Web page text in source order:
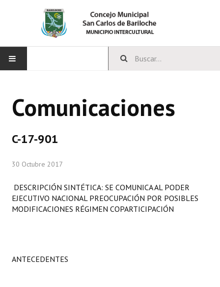
CONCEJO
Comisiones Especiales
Concejales Mandato Cumplido
Comunicaciones
C-17-901
30 Octubre 2017
DESCRIPCIÓN SINTÉTICA: SE COMUNICA AL PODER
EJECUTIVO NACIONAL PREOCUPACIÓN POR POSIBLES
MODIFICACIONES RÉGIMEN COPARTICIPACIÓN
ANTECEDENTES